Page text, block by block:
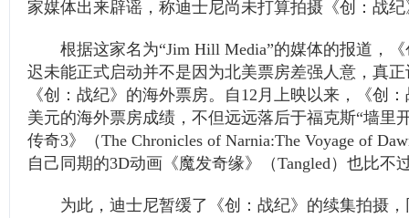
家媒体出来辟谣，称迪士尼尚未打算拍摄《创：战
根据这家名为“Jim Hill Media”的媒体的报道，《
迟未能正式启动并不是因为北美票房差强人意，真
《创：战纪》的海外票房。自12月上映以来，《创
美元的海外票房成绩，不但远远落后于福克斯“墙里
传奇3》（The Chronicles of Narnia:The Voyage of
自己同期的3D动画《魔发奇缘》（Tangled）也比不
为此，迪士尼暂缓了《创：战纪》的续集拍摄，